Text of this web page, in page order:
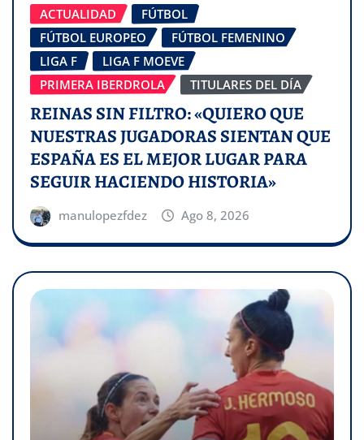
ACTUALIDAD
FÚTBOL
FÚTBOL EUROPEO
FÚTBOL FEMENINO
LIGA F
LIGA F MOEVE
PRIMERA IBERDROLA
TITULARES DEL DÍA
REINAS SIN FILTRO: «QUIERO QUE
NUESTRAS JUGADORAS SIENTAN QUE
ESPAÑA ES EL MEJOR LUGAR PARA
SEGUIR HACIENDO HISTORIA»
manulopezfdez Ago 8, 2026